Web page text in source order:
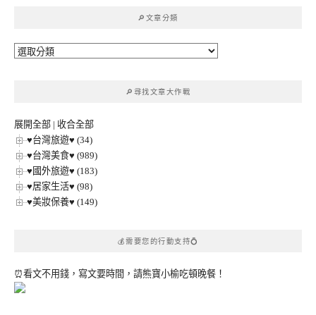
🔎文章分類
🔎
🔎尋找文章大作戰
展開全部 | 收合全部
♥台灣旅遊♥ (34)
♥台灣美食♥ (989)
♥國外旅遊♥ (183)
♥居家生活♥ (98)
♥美妝保養♥ (149)
💰需要您的行動支持💍
⏰看文不用錢，寫文要時間，請熊寶小榆吃頓晚餐！